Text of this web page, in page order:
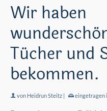
Wir haben
Tücher und
bekommen.
von Heidrun Steitz | eingetragen